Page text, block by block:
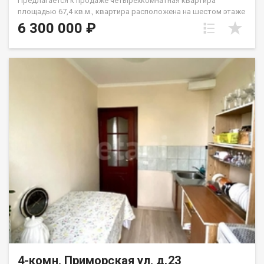
площадью 67,4 кв.м., квартира расположена на шестом этаже
девятиэтажного панельного дома. Идеальный вариант для
большой семьи. В квартире отличная планировка, две
косметический ремонт. Окна выходят на две стороны, в
одной из комнат есть балкон, можно сделать ее хозяйской
спальней. Квартира ухоженная, очень теплая. Рядом с домом
развитая инфраструктура, в пешей доступности детский сад
Искорка, школа №114, продуктовые магазины, остановки
общественного транспорта. Приглашаю на просмотр! Код
пользователя: 177198 Номер в базе: 13498712
6 300 000 ₽
4-комн, Приморская ул, д.23